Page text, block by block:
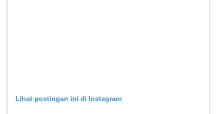
Lihat postingan ini di Instagram